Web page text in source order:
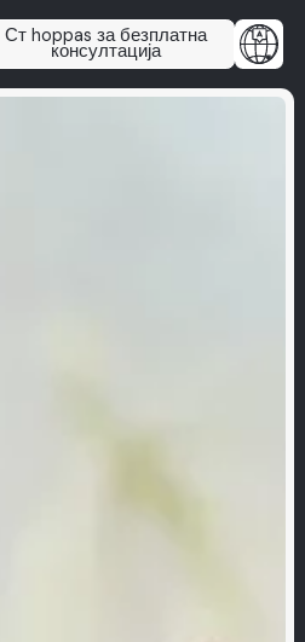
Ст hoppas за безплатна
консултација